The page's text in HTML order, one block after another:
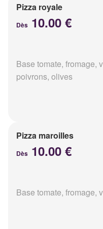
Pizza royale
Dès 10.00 €
Base tomate, fromage,
poivrons, olives
Pizza maroilles
Dès 10.00 €
Base tomate, fromage,